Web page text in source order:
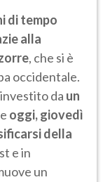
di tempo
alla
, che si è
occidentale.
da un
oggi,giovedì
della
e in
un